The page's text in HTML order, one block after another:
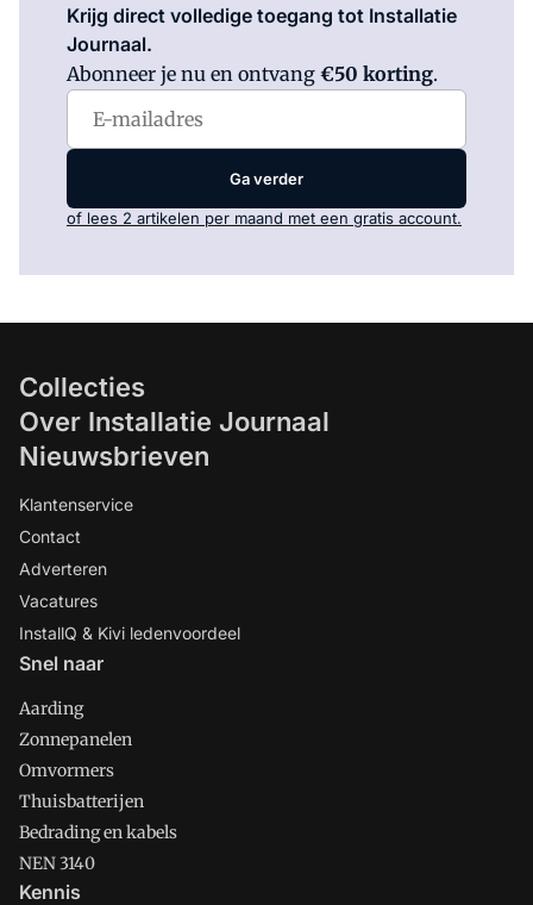
Krijg direct volledige toegang tot Installatie
Journaal.
Abonneer je nu en ontvang €50 korting.
Ga verder
of lees 2 artikelen per maand met een gratis account.
Collecties
Over Installatie Journaal
Nieuwsbrieven
Klantenservice
Contact
Adverteren
Vacatures
InstallQ & Kivi ledenvoordeel
Snel naar
Aarding
Zonnepanelen
Omvormers
Thuisbatterijen
Bedrading en kabels
NEN 3140
Kennis